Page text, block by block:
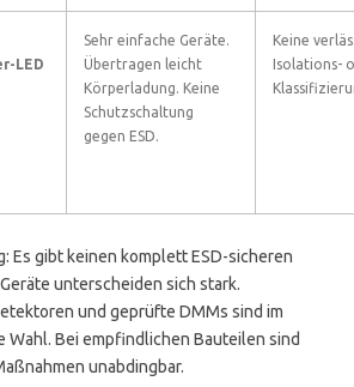
LED
Sehr einfache Geräte.
Übertragen leicht
Körperladung. Keine
Schutzschaltung
gegen ESD.
Keine
Isolations-
Es gibt keinen komplett ESD-sicheren
unterscheiden sich stark.
und geprüfte DMMs sind im
Wahl. Bei empfindlichen Bauteilen sind
unabdingbar.